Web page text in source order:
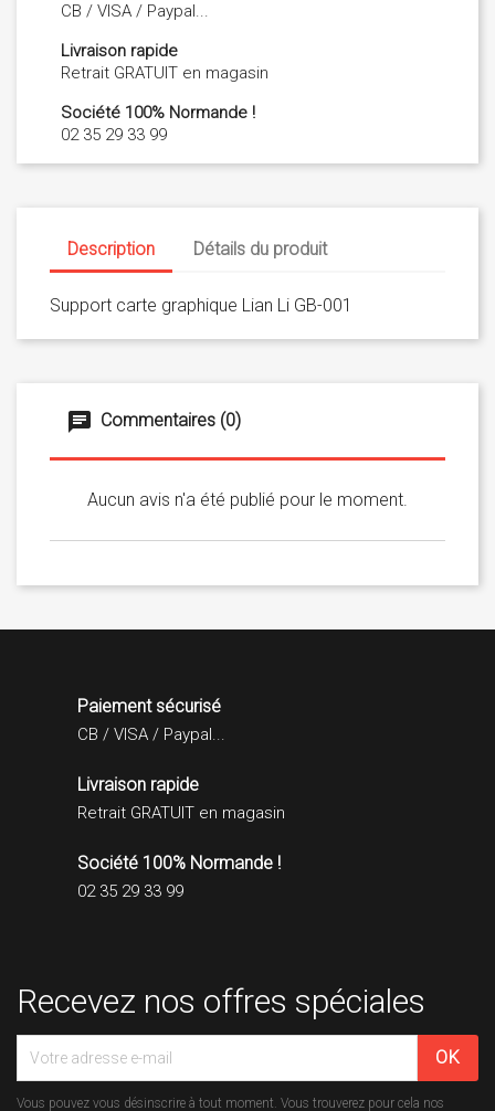
CB / VISA / Paypal...
Livraison rapide
Retrait GRATUIT en magasin
Société 100% Normande !
02 35 29 33 99
Description Détails du produit
Support carte graphique Lian Li GB-001
Commentaires (0)
Aucun avis n'a été publié pour le moment.
Paiement sécurisé
CB / VISA / Paypal...
Livraison rapide
Retrait GRATUIT en magasin
Société 100% Normande !
02 35 29 33 99
Recevez nos offres spéciales
Vous pouvez vous désinscrire à tout moment. Vous trouverez pour cela nos